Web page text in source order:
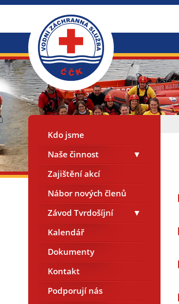
Kdo jsme
Naše činnost
Zajištění akcí
Nábor nových členů
Závod Tvrdošíjní
Kalendář
Dokumenty
Kontakt
Podporují nás